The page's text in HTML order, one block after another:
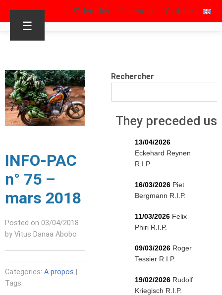
S’identifier Facebook Youtube
☰
INFO-PAC
n° 75 –
mars 2018
Posted on 03/04/2018
by Vitus Danaa Abobo
Categories: A propos
Tags:
Rechercher
They preceded us
13/04/2026
Eckehard Reynen
R.I.P.
16/03/2026 Piet
Bergmann R.I.P.
11/03/2026 Felix
Phiri R.I.P.
09/03/2026 Roger
Tessier R.I.P.
19/02/2026 Rudolf
Kriegisch R.I.P.